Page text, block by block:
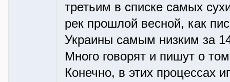
третьим в списке самых
рек прошлой весной, как
Украины самым низким за
Много говорят и пишут о
Конечно, в этих процессах